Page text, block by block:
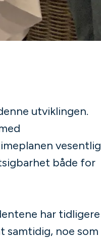
utviklingen.
vesentlig
både for
har tidligere
samtidig, noe som